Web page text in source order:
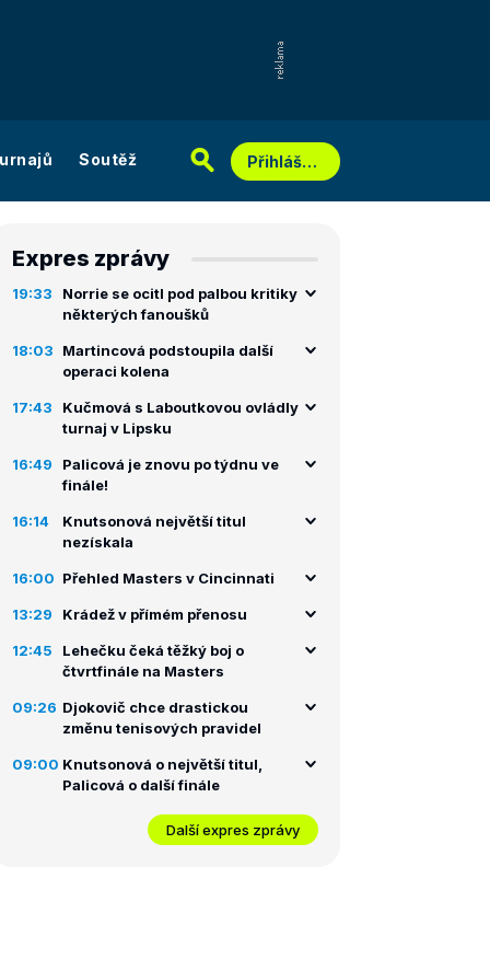
Soutěž Přihlášení
Expres zprávy
19:33
Norrie se ocitl pod palbou kritiky
některých fanoušků
18:03
Martincová podstoupila další
operaci kolena
17:43
Kučmová s Laboutkovou ovládly
turnaj v Lipsku
16:49
Palicová je znovu po týdnu ve
finále!
16:14
Knutsonová největší titul
nezískala
16:00 Přehled Masters v Cincinnati
13:29 Krádež v přímém přenosu
12:45
Lehečku čeká těžký boj o
čtvrtfinále na Masters
09:26 Djokovič chce drastickou
změnu tenisových pravidel
09:00 Knutsonová o největší titul,
Palicová o další finále
Další expres zprávy